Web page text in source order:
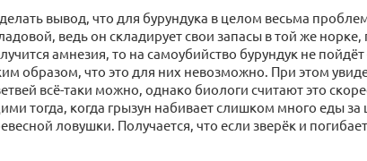
вывод, что для бурундука в целом весьма
ведь он складирует свои запасы в той же норке,
амнезия, то на самоубийство бурундук не
образом, что это для них невозможно. При этом
всё-таки можно, однако биологи считают это
тогда, когда грызун набивает слишком много еды за
ловушки. Получается, что если зверёк и